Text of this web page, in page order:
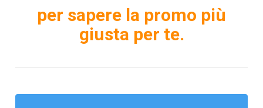
per sapere la promo più
giusta per te.